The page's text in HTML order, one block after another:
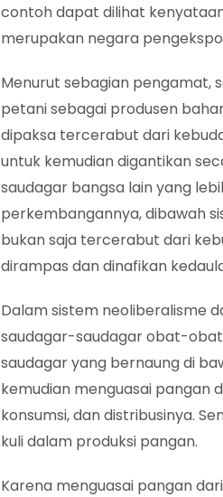
contoh dapat dilihat
merupakan negara
Menurut sebagian pengamat,
petani sebagai produsen
dipaksa tercerabut dari
untuk kemudian digantikan
saudagar bangsa lain yang
perkembangannya, dibawah
bukan saja tercerabut dari
dirampas dan dinafikan
Dalam sistem neoliberalisme
saudagar-saudagar obat-
saudagar yang bernaung di
kemudian menguasai pangan
konsumsi, dan distribusinya.
kuli dalam produksi pangan.
Karena menguasai pangan